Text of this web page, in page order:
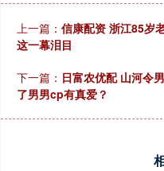
上一篇： 信康配资 浙江85岁
这一幕泪目
下一篇： 日富农优配 山河令
了男男cp有真爱？